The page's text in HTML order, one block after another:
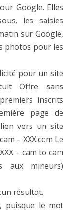
Google. Elles
les saisies
sur Google,
photos pour les
pour un site
Offre sans
inscrits
page de
vers un site
– XXX.com Le
– cam to cam
aux mineurs)
résultat.
puisque le mot